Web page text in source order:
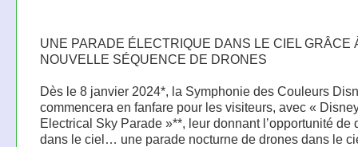
UNE PARADE ÉLECTRIQUE DANS LE CIEL GRÂCE
NOUVELLE SÉQUENCE DE DRONES
Dès le 8 janvier 2024*, la Symphonie des Couleurs
commencera en fanfare pour les visiteurs, avec «
Electrical Sky Parade »**, leur donnant l’opportunité de
dans le ciel… une parade nocturne de drones dans le